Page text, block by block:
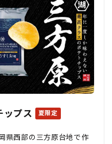
ップス 夏限定
県西部の三方原台地で作